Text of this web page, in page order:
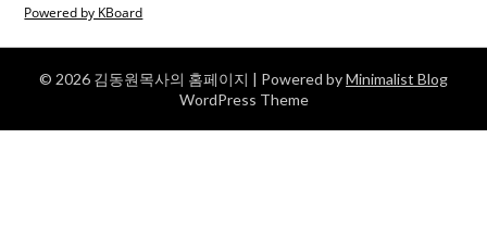
Powered by KBoard
© 2026 김동원목사의 홈페이지 | Powered byMinimalist Blog
WordPress Theme